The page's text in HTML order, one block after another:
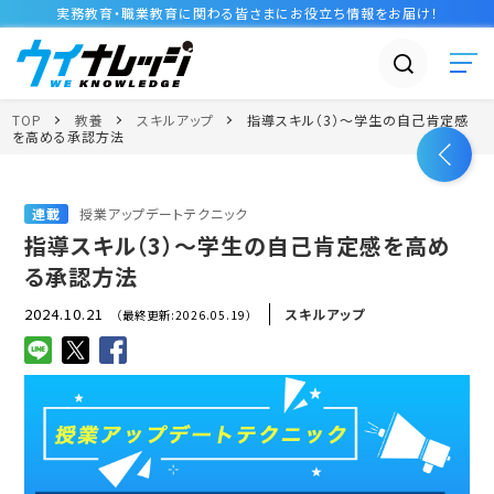
実務教育・職業教育に関わる皆さまに お役立ち情報をお届け！
TOP 教養 スキルアップ
指導スキル（3）～学生の自己肯定感
を高める承認方法
連載 授業アップデートテクニック
指導スキル（3）～学生の自己肯定感を高め
る承認方法
2024.10.21 （最終更新:2026.05.19） スキルアップ